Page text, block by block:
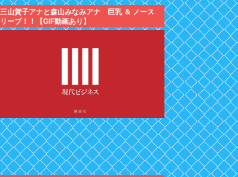
三山賀子アナと森山みなみアナ 巨乳 ＆ ノース
リーブ！！【GIF動画あり】